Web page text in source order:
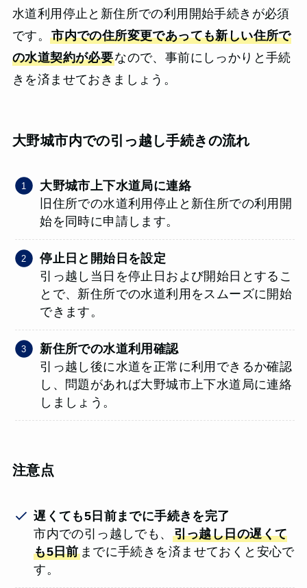
水道利用停止と新住所での利用開始手続きが必須
です。市内での住所変更であっても新しい住所で
の水道契約が必要なので、事前にしっかりと手続
きを済ませておきましょう。
大野城市内での引っ越し手続きの流れ
大野城市上下水道局に連絡
旧住所での水道利用停止と新住所での利用開
始を同時に申請します。
停止日と開始日を設定
引っ越し当日を停止日および開始日とするこ
とで、新住所での水道利用をスムーズに開始
できます。
新住所での水道利用確認
引っ越し後に水道を正常に利用できるか確認
し、問題があれば大野城市上下水道局に連絡
しましょう。
注意点
遅くても5日前までに手続きを完了
市内での引っ越しでも、 引っ越し日の遅くて
も5日前までに手続きを済ませておくと安心で
す。